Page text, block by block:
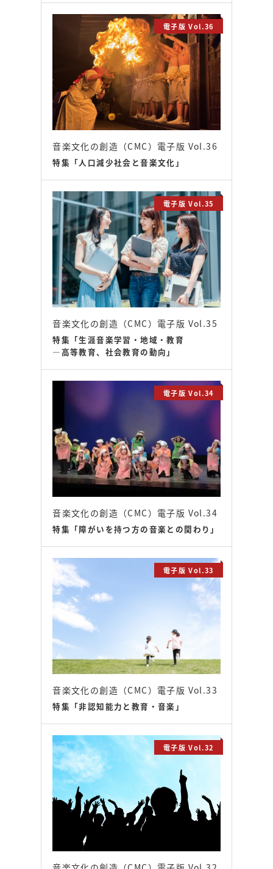
電子版 Vol.36
音楽文化の創造（CMC）電子版 Vol.36
特集「人口減少社会と音楽文化」
電子版 Vol.35
音楽文化の創造（CMC）電子版 Vol.35
特集「生涯音楽学習・地域・教育
―高等教育、社会教育の動向」
電子版 Vol.34
音楽文化の創造（CMC）電子版 Vol.34
特集「障がいを持つ方の音楽との関わり」
電子版 Vol.33
音楽文化の創造（CMC）電子版 Vol.33
特集「非認知能力と教育・音楽」
電子版 Vol.32